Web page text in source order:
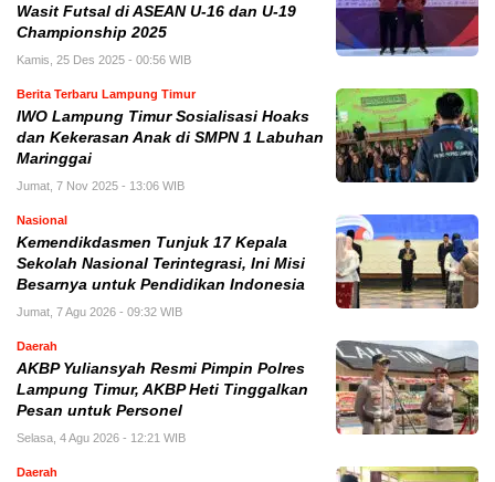
Wasit Futsal di ASEAN U-16 dan U-19
Championship 2025
Kamis, 25 Des 2025 - 00:56 WIB
Berita Terbaru Lampung Timur
IWO Lampung Timur Sosialisasi Hoaks
dan Kekerasan Anak di SMPN 1 Labuhan
Maringgai
Jumat, 7 Nov 2025 - 13:06 WIB
Nasional
Kemendikdasmen Tunjuk 17 Kepala
Sekolah Nasional Terintegrasi, Ini Misi
Besarnya untuk Pendidikan Indonesia
Jumat, 7 Agu 2026 - 09:32 WIB
Daerah
AKBP Yuliansyah Resmi Pimpin Polres
Lampung Timur, AKBP Heti Tinggalkan
Pesan untuk Personel
Selasa, 4 Agu 2026 - 12:21 WIB
Daerah